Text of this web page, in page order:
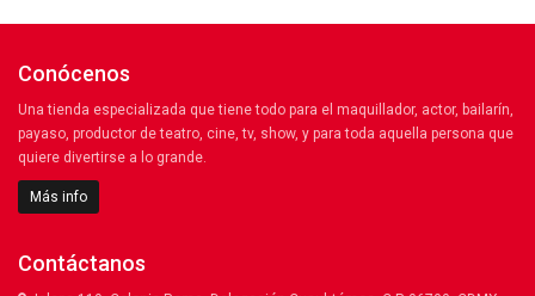
Conócenos
Una tienda especializada que tiene todo para el maquillador, actor, bailarín,
payaso, productor de teatro, cine, tv, show, y para toda aquella persona que
quiere divertirse a lo grande.
Más info
Contáctanos